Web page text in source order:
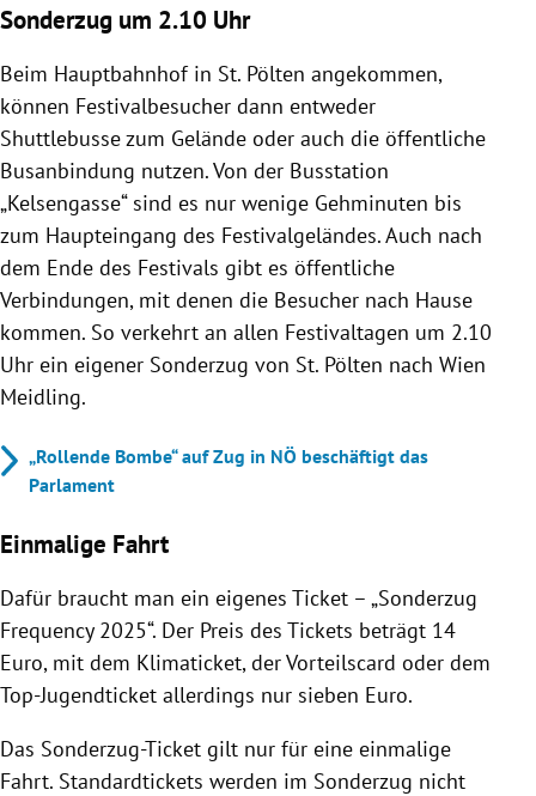
Sonderzug um 2.10 Uhr
Beim Hauptbahnhof in St. Pölten angekommen,
können Festivalbesucher dann entweder
Shuttlebusse zum Gelände oder auch die öffentliche
Busanbindung nutzen. Von der Busstation
„Kelsengasse“ sind es nur wenige Gehminuten bis
zum Haupteingang des Festivalgeländes. Auch nach
dem Ende des Festivals gibt es öffentliche
Verbindungen, mit denen die Besucher nach Hause
kommen. So verkehrt an allen Festivaltagen um 2.10
Uhr ein eigener Sonderzug von St. Pölten nach Wien
Meidling.
„Rollende Bombe“ auf Zug in NÖ beschäftigt das
Parlament
Einmalige Fahrt
Dafür braucht man ein eigenes Ticket – „Sonderzug
Frequency 2025“. Der Preis des Tickets beträgt 14
Euro, mit dem Klimaticket, der Vorteilscard oder dem
Top-Jugendticket allerdings nur sieben Euro.
Das Sonderzug-Ticket gilt nur für eine einmalige
Fahrt. Standardtickets werden im Sonderzug nicht